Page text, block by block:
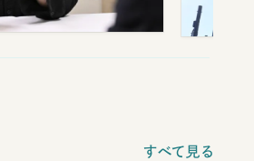
すべて見る